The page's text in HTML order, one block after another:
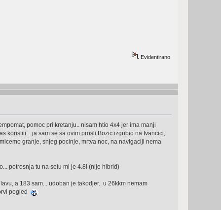
Evidentirano
pomoc pri kretanju.. nisam htio 4x4 jer ima manji
koristiti... ja sam se sa ovim prosli Bozic izgubio na Ivancici,
granje, snjeg pocinje, mrtva noc, na navigaciji nema
potrosnja tu na selu mi je 4.8l (nije hibrid)
a 183 sam... udoban je takodjer.. u 26kkm nemam
pogled